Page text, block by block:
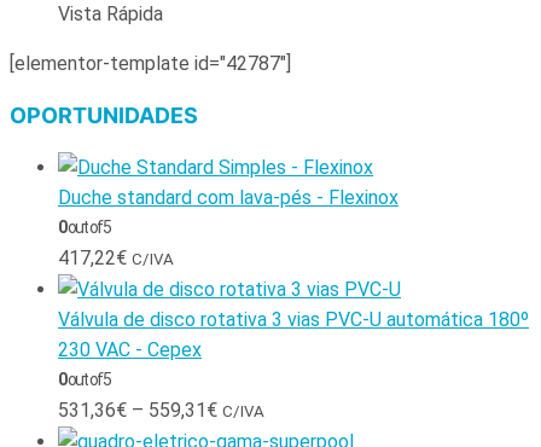
Vista Rápida
[elementor-template id="42787"]
OPORTUNIDADES
Duche standard com lava-pés - Flexinox
0out of 5
417,22€ C/IVA
Válvula de disco rotativa 3 vias PVC-U automática 180º
230 VAC - Cepex
0out of 5
531,36€ – 559,31€ C/IVA